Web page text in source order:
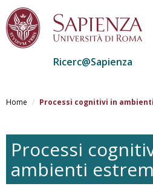
al
Ricerc@Sapienza
Home Processi cognitivi in
Processi
ambienti